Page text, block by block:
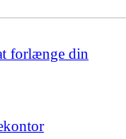
forlænge din